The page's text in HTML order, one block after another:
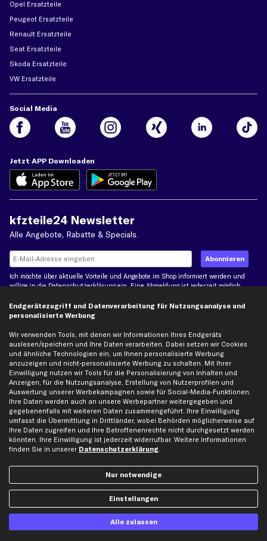
Opel Ersatzteile
Peugeot Ersatzteile
Renault Ersatzteile
Seat Ersatzteile
Skoda Ersatzteile
VW Ersatzteile
Social Media
Jetzt APP Downloaden
kfzteile24 Newsletter
Alle Angebote, Rabatte & Specials.
Ich möchte über aktuelle Vorteile und Angebote im Shop informiert werden und
willige in dieDatenschutzerklärungein. Eine Abmeldung ist jederzeit möglich.
Zahlungsarten
Rechnung Lastschrift Kreditkarte
Vorkasse
Versand
Artikel, Teile, Original und Bestell-Nr. dienen nur zu Vergleichszwecken und sind
keine Herkunftsbezeichnungen. Die Nennung von Namen, Warenzeichen oder
Markennamen erfolgt nur zu Zwecken der Zuordnung unserer Artikel. Die Angaben
von diesen in Rechnungen an Fahrzeugbesitzer sind nicht statthaft. Die Ware bleibt
bis zur Bezahlung unser Eigentum.
Endgerätezugriff und Datenverarbeitung für Nutzungsanalyse und
personalisierte Werbung
Wir verwenden Tools, mit denen wir Informationen Ihres Endgeräts
auslesen/speichern und Ihre Daten verarbeiten. Dabei setzen wir Cookies
und ähnliche Technologien ein, um Ihnen personalisierte Werbung
anzuzeigen und nicht-personalisierte Werbung zu schalten. Mit Ihrer
Einwilligung nutzen wir Tools für die Personalisierung von Inhalten und
Anzeigen, für die Nutzungsanalyse, Erstellung von Nutzerprofilen und
Auswertung unserer Werbekampagnen sowie für Social-Media-Funktionen.
Ihre Daten werden auch an unsere Werbepartner weitergegeben und
gegebenenfalls mit weiteren Daten zusammengeführt. Ihre Einwilligung
umfasst die Übermittlung in Drittländer, wobei Behörden möglicherweise auf
Ihre Daten zugreifen und Ihre Betroffenenrechte nicht durchgesetzt werden
könnten. Ihre Einwilligung ist jederzeit widerrufbar. Weitere Informationen
finden Sie in unserer Datenschutzerklärung.
Nur notwendige
Einstellungen
Alle zulassen